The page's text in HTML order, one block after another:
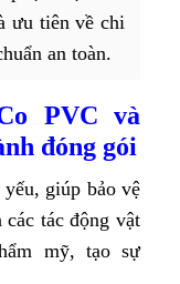
ưu tiên về chi
an toàn.
PVC và
đóng gói
giúp bảo vệ
tác động vật
mỹ, tạo sự